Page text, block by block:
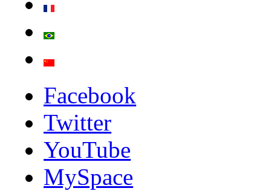
Facebook
Twitter
YouTube
MySpace